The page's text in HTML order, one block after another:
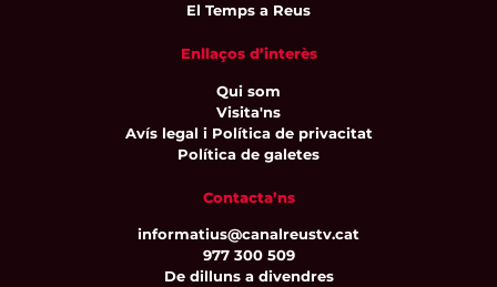
El Temps a Reus
Enllaços d’interès
Qui som
Visita'ns
Avís legal i Política de privacitat
Política de galetes
Contacta’ns
informatius@canalreustv.cat
977 300 509
De dilluns a divendres